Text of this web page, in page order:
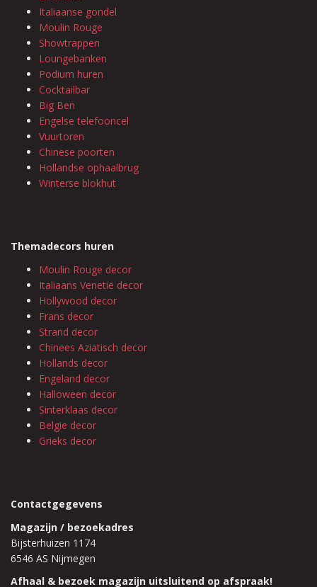
Italiaanse gondel
Moulin Rouge
Showtrappen
Loungebanken
Podium huren
Cocktailbar
Big Ben
Engelse telefooncel
Vuurtoren
Chinese poorten
Hollandse ophaalbrug
Winterse blokhut
Themadecors huren
Moulin Rouge decor
Italiaans Venetië decor
Hollywood decor
Frans decor
Strand decor
Chinees Aziatisch decor
Hollands decor
Engeland decor
Halloween decor
Sinterklaas decor
Belgie decor
Grieks decor
Contactgegevens
Magazijn / bezoekadres
Bijsterhuizen 1174
6546 AS Nijmegen
Afhaal & bezoek magazijn uitsluitend op afspraak!